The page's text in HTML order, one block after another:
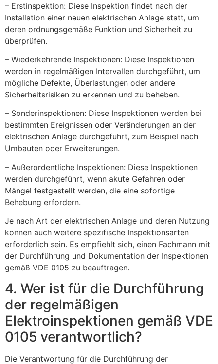
– Erstinspektion: Diese Inspektion findet nach der
Installation einer neuen elektrischen Anlage statt, um
deren ordnungsgemäße Funktion und Sicherheit zu
überprüfen.
– Wiederkehrende Inspektionen: Diese Inspektionen
werden in regelmäßigen Intervallen durchgeführt, um
mögliche Defekte, Überlastungen oder andere
Sicherheitsrisiken zu erkennen und zu beheben.
– Sonderinspektionen: Diese Inspektionen werden bei
bestimmten Ereignissen oder Veränderungen an der
elektrischen Anlage durchgeführt, zum Beispiel nach
Umbauten oder Erweiterungen.
– Außerordentliche Inspektionen: Diese Inspektionen
werden durchgeführt, wenn akute Gefahren oder
Mängel festgestellt werden, die eine sofortige
Behebung erfordern.
Je nach Art der elektrischen Anlage und deren Nutzung
können auch weitere spezifische Inspektionsarten
erforderlich sein. Es empfiehlt sich, einen Fachmann mit
der Durchführung und Dokumentation der Inspektionen
gemäß VDE 0105 zu beauftragen.
4. Wer ist für die Durchführung
der regelmäßigen
Elektroinspektionen gemäß VDE
0105 verantwortlich?
Die Verantwortung für die Durchführung der